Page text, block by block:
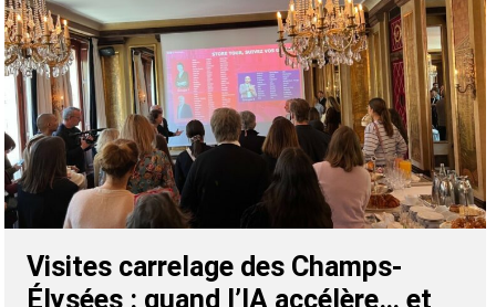
Visites carrelage des Champs-
Élysées : quand l’IA accélère… et